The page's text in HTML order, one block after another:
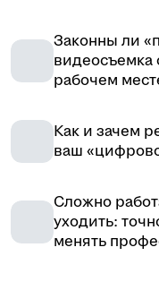
Законны ли
видеосъемка
рабочем
Как и зачем
ваш
Сложно
уходить:
менять